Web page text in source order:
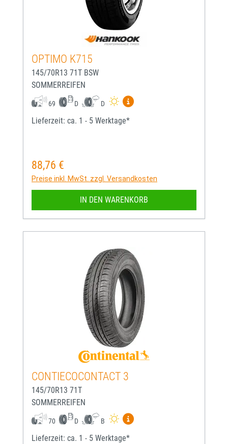
OPTIMO K715
145/70R13 71T BSW
SOMMERREIFEN
69 D D
Mehr Informationen zum
Lieferzeit: ca. 1 - 5 Werktage*
Regulärer Preis:
88,76 €
Preise inkl. MwSt. zzgl. Versandkosten
IN DEN WARENKORB
CONTIECOCONTACT 3
145/70R13 71T
SOMMERREIFEN
70 D B
Mehr Informationen zum
Lieferzeit: ca. 1 - 5 Werktage*